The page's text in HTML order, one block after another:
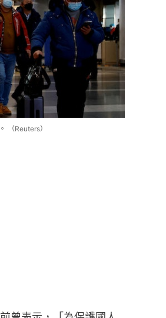
（Reuters）